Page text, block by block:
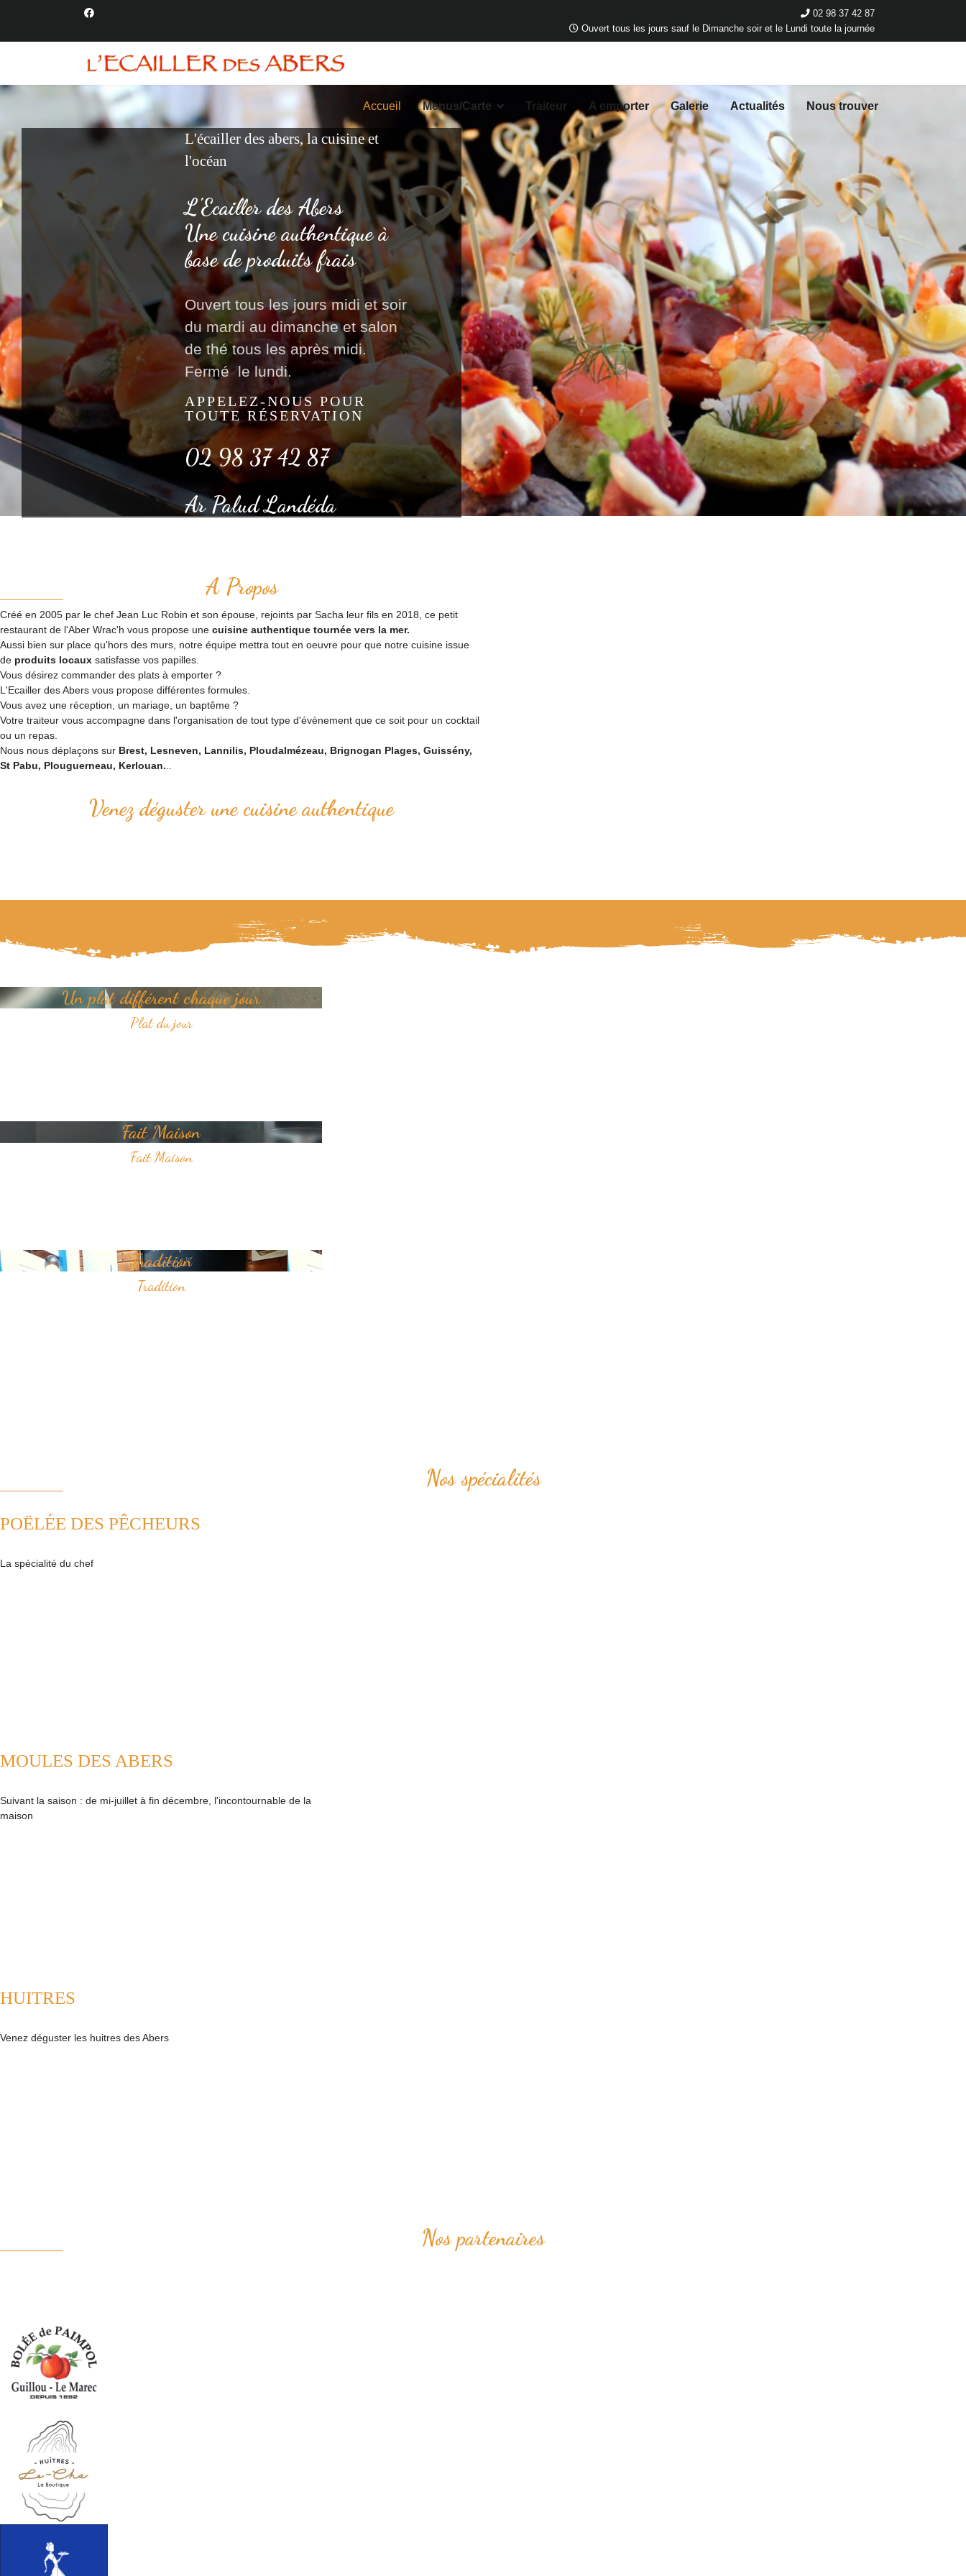
02 98 37 42 87
Ouvert tous les jours sauf le Dimanche soir et le Lundi toute la journée
Accueil Menus/Carte Traiteur A emporter Galerie Actualités Nous trouver
L'écailler des abers, la cuisine et
l'océan
L'Ecailler des Abers
Une cuisine authentique à
base de produits frais
Ouvert tous les jours midi et soir
du mardi au dimanche et salon
de thé tous les après midi.
Fermé le lundi.
APPELEZ-NOUS POUR
TOUTE RÉSERVATION
02 98 37 42 87
Ar Palud Landéda
A Propos
Créé en 2005 par le chef Jean Luc Robin et son épouse, rejoints par Sacha leur fils en 2018, ce petit
restaurant de l'Aber Wrac'h vous propose une cuisine authentique tournée vers la mer.
Aussi bien sur place qu'hors des murs, notre équipe mettra tout en oeuvre pour que notre cuisine issue
de produits locaux satisfasse vos papilles.
Vous désirez commander des plats à emporter ?
L'Ecailler des Abers vous propose différentes formules.
Vous avez une réception, un mariage, un baptême ?
Votre traiteur vous accompagne dans l'organisation de tout type d'évènement que ce soit pour un cocktail
ou un repas.
Nous nous déplaçons sur Brest, Lesneven, Lannilis, Ploudalmézeau, Brignogan Plages, Guissény,
St Pabu, Plouguerneau, Kerlouan.
Venez déguster une cuisine authentique
Un plat différent chaque jour
Plat du jour
Fait Maison
Fait Maison
Tradition
Tradition
Nos spécialités
POËLÉE DES PÊCHEURS
La spécialité du chef
MOULES DES ABERS
Suivant la saison : de mi-juillet à fin décembre, l'incontournable de la
maison
HUITRES
Venez déguster les huitres des Abers
Nos partenaires